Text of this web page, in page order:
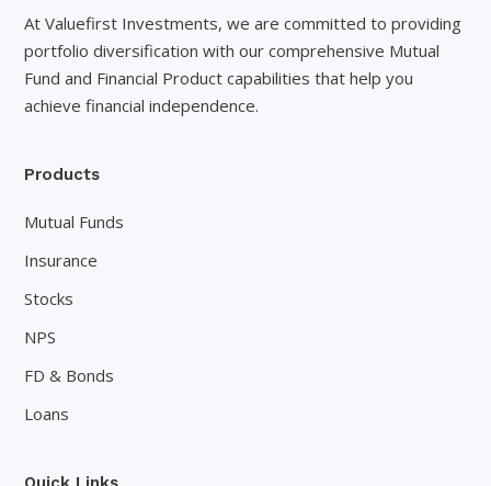
At Valuefirst Investments, we are committed to providing
portfolio diversification with our comprehensive Mutual
Fund and Financial Product capabilities that help you
achieve financial independence.
Products
Mutual Funds
Insurance
Stocks
NPS
FD & Bonds
Loans